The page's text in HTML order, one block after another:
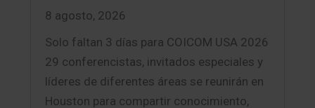
8 agosto, 2026
Solo faltan 3 días para COICOM USA 2026
29 conferencistas, invitados especiales y
líderes de diferentes áreas se reunirán en
Houston para compartir conocimiento,